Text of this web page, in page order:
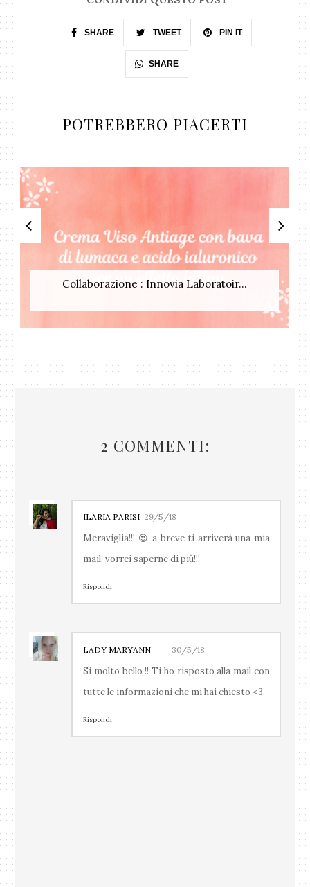
SHARE TWEET PIN IT
SHARE
POTREBBERO PIACERTI
Collaborazione : Innovia Laboratoir...
2 COMMENTI:
ILARIA PARISI 29/5/18
Meraviglia!!! 😍 a breve ti arriverà una mia
mail, vorrei saperne di più!!!
Rispondi
LADY MARYANN 30/5/18
Si molto bello !! Ti ho risposto alla mail con
tutte le informazioni che mi hai chiesto <3
Rispondi